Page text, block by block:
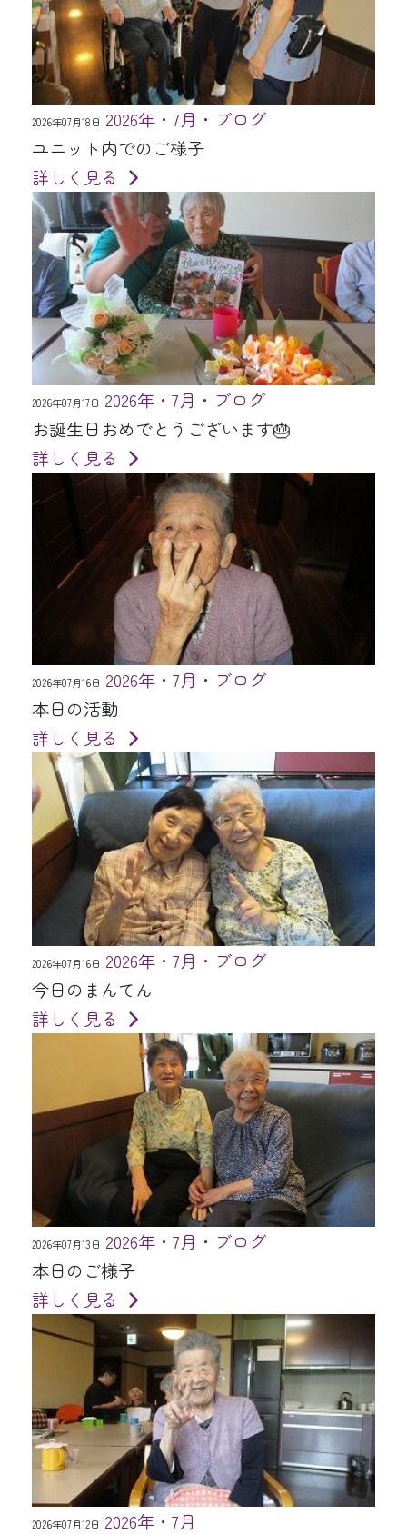
2026年07月18日 2026年・7月・ブログ
ユニット内でのご様子
詳しく見る
2026年07月17日 2026年・7月・ブログ
お誕生日おめでとうございます🎂
詳しく見る
2026年07月16日 2026年・7月・ブログ
本日の活動
詳しく見る
2026年07月16日 2026年・7月・ブログ
今日のまんてん
詳しく見る
2026年07月13日 2026年・7月・ブログ
本日のご様子
詳しく見る
2026年07月12日 2026年・7月